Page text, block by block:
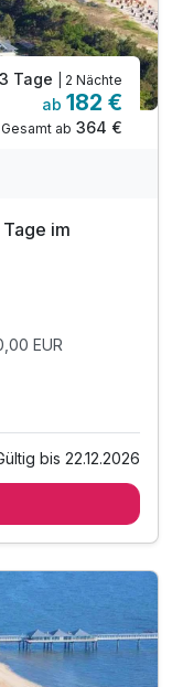
3 Tage | 2 Nächte
ab 182 €
Gesamt ab 364 €
im
EUR
bis 22.12.2026